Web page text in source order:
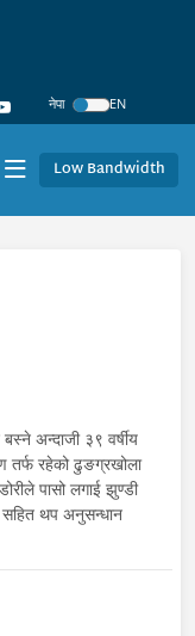
नेपा
EN
Low Bandwidth
बस्ने अन्दाजी ३९ वर्षीय
तर्फ रहेको ढुङग्रखोला
पासो लगाई झुण्डी
थप अनुसन्धान